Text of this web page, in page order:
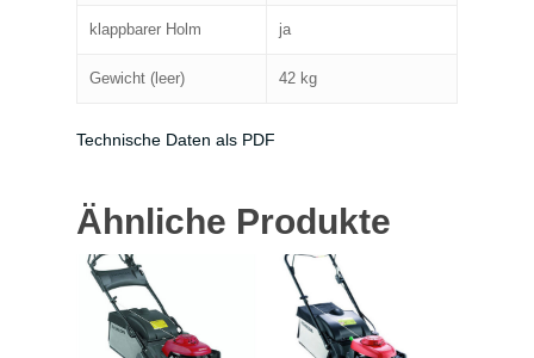
klappbarer Holm ja
Gewicht (leer) 42 kg
Technische Daten als PDF
Ähnliche Produkte